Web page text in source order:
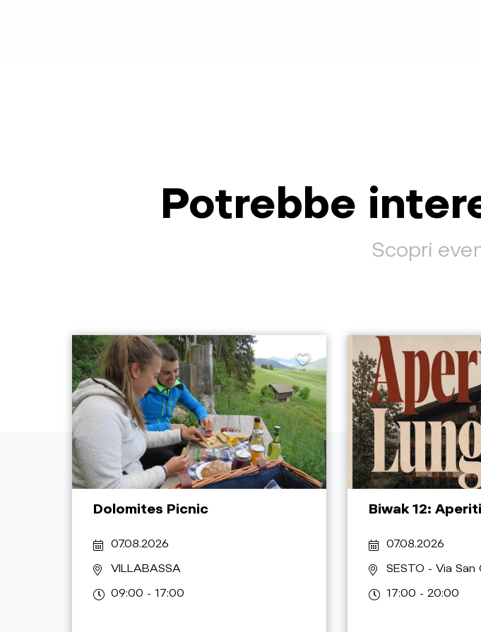
Potrebbe
Scopri
Dolomites Picnic
07.08.2026
VILLABASSA
09:00 - 17:00
Biwak 12:
07.08.2026
SESTO - Via San
17:00 - 20:00